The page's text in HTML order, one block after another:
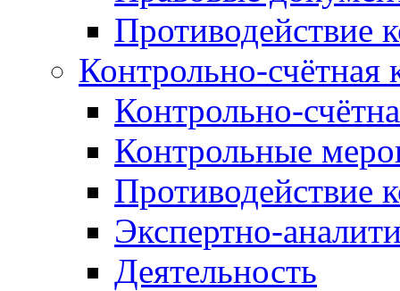
Противодействие
Контрольно-счётная
Контрольно-
Контрольные
Противодействие
Экспертно-
Деятельность